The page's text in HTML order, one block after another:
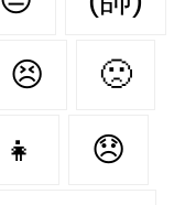
😣 🙁
👧 😞